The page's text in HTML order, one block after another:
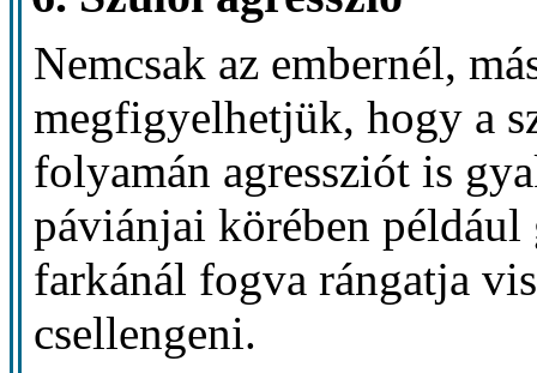
Nemcsak az embernél,
megfigyelhetjük, hogy a
folyamán agressziót is
páviánjai körében
farkánál fogva rángatja
csellengeni.